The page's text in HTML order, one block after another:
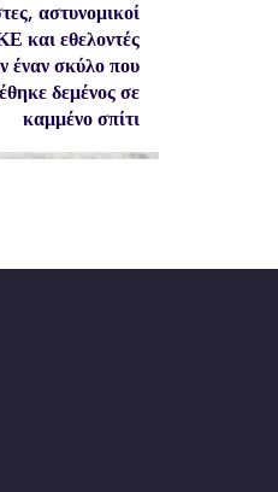
αστυνομικοί
και εθελοντές
έναν σκύλο που
δεμένος σε
καμμένο σπίτι